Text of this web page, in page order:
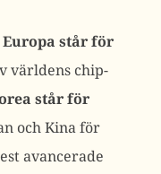
Europa står för
världens chip-
står för
och Kina för
avancerade